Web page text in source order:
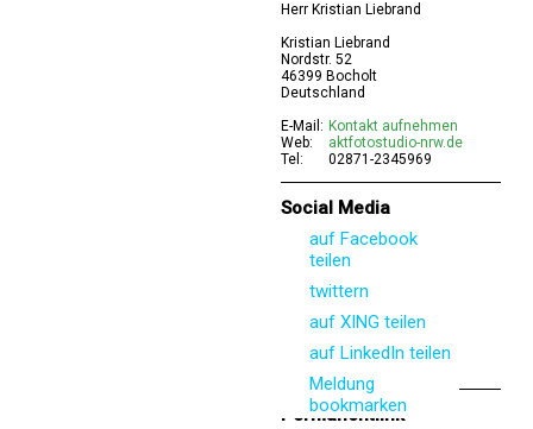
Herr Kristian Liebrand
Kristian Liebrand
Nordstr. 52
46399 Bocholt
Deutschland
E-Mail: Kontakt aufnehmen
Web:
aktfotostudio-nrw.de
Tel:
02871-2345969
Social Media
auf Facebook
teilen
twittern
auf XING teilen
auf LinkedIn teilen
Meldung
bookmarken
Permanentlink